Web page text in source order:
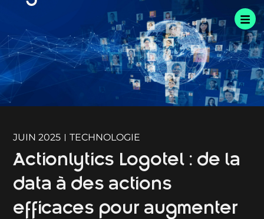
JUIN 2025 TECHNOLOGIE
Actionlytics Logotel : de la
data à des actions
efficaces pour augmenter